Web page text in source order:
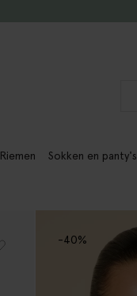
Riemen Sokken en panty's
-40%